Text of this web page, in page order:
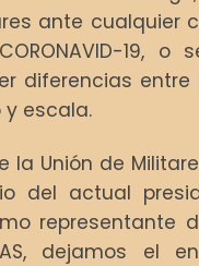
ante cualquier
19, o
diferencias entre
escala.
Unión de
del actual
representante
dejamos el